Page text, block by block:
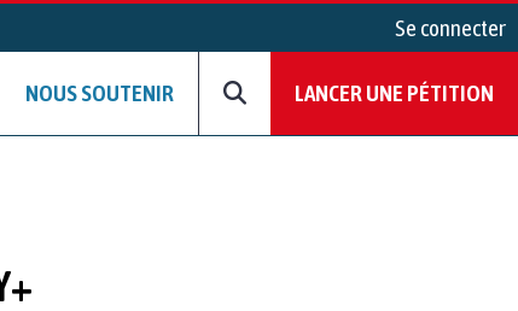
Se connecter
NOUS SOUTENIR LANCER UNE PÉTITION